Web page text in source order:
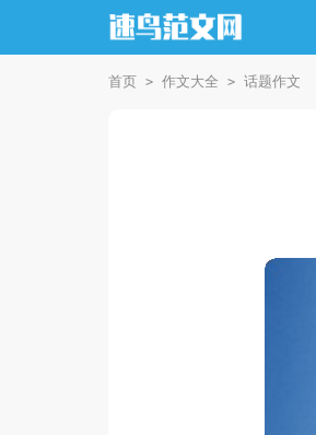
首页 > 作文大全 > 话题作文